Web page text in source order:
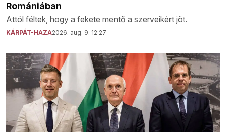
Romániában
Attól féltek, hogy a fekete mentő a szerveikért jöt.
KÁRPÁT-HAZA2026. aug. 9. 12:27